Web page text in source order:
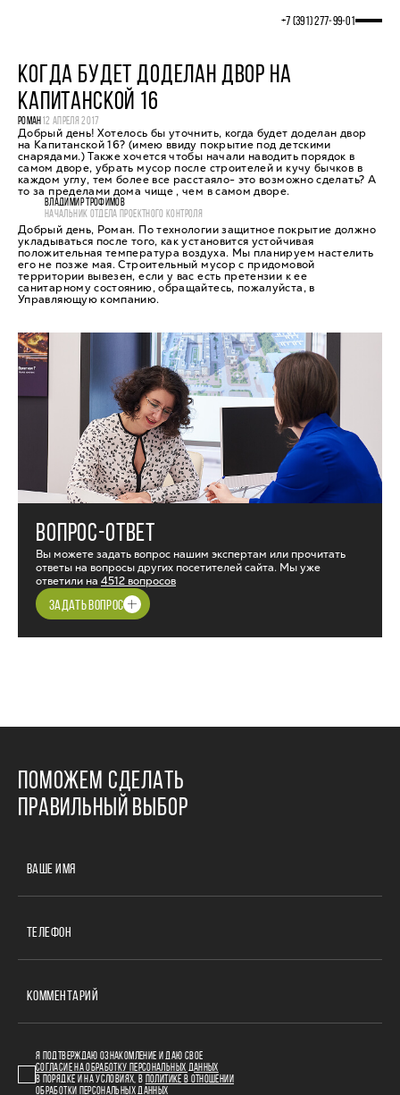
+7 (391) 277‒99‒01
КОГДА БУДЕТ ДОДЕЛАН ДВОР НА
КАПИТАНСКОЙ 16
РОМАН 12 АПРЕЛЯ 2017
Добрый день! Хотелось бы уточнить, когда будет доделан двор
на Капитанской 16? (имею ввиду покрытие под детскими
снарядами.) Также хочется чтобы начали наводить порядок в
самом дворе, убрать мусор после строителей и кучу бычков в
каждом углу, тем более все расстаяло- это возможно сделать? А
то за пределами дома чище , чем в самом дворе.
ВЛАДИМИР ТРОФИМОВ
НАЧАЛЬНИК ОТДЕЛА ПРОЕКТНОГО КОНТРОЛЯ
Добрый день, Роман. По технологии защитное покрытие должно
укладываться после того, как установится устойчивая
положительная температура воздуха. Мы планируем настелить
его не позже мая. Строительный мусор с придомовой
территории вывезен, если у вас есть претензии к ее
санитарному состоянию, обращайтесь, пожалуйста, в
Управляющую компанию.
ВОПРОС-ОТВЕТ
Вы можете задать вопрос нашим экспертам или прочитать
ответы на вопросы других посетителей сайта. Мы уже
ответили на 4512 вопросов
ЗАДАТЬ ВОПРОС
ПОМОЖЕМ СДЕЛАТЬ
ПРАВИЛЬНЫЙ ВЫБОР
ВАШЕ ИМЯ
ТЕЛЕФОН
КОММЕНТАРИЙ
Я ПОДТВЕРЖДАЮ ОЗНАКОМЛЕНИЕ И ДАЮ СВОЕ
СОГЛАСИЕ НА ОБРАБОТКУ ПЕРСОНАЛЬНЫХ ДАННЫХ
В ПОРЯДКЕ И НА УСЛОВИЯХ, В
ПОЛИТИКЕ В ОТНОШЕНИИ
ОБРАБОТКИ ПЕРСОНАЛЬНЫХ ДАННЫХ